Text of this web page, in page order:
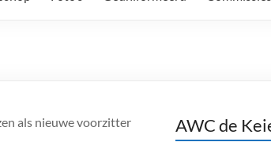
als nieuwe voorzitter
AWC de